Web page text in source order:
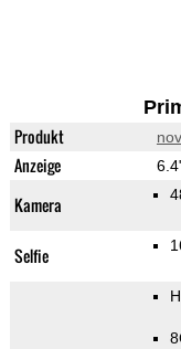
Produkt
Anzeige
Kamera
Selfie